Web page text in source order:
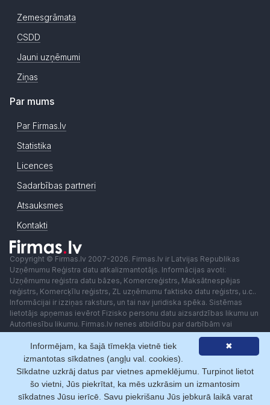
Zemesgrāmata
CSDD
Jauni uzņēmumi
Ziņas
Par mums
Par Firmas.lv
Statistika
Licences
Sadarbības partneri
Atsauksmes
Kontakti
Copyright © Firmas.lv 2007-2026. Firmas.lv ir Latvijas Republikas
Uzņēmumu Reģistra datu atkalizmantotājs. Informācijas avoti:
Uzņēmumu reģistra datu bāzes, Komercreģistrs, Maksātnespējas
reģistrs, Komercķīlu reģistrs, ZL uzņēmumu faktisko datu reģistrs, u.c..
Informācijai ir izziņas raksturs, un tai nav juridiska spēka. Sistēmas
lietotājs apņemas ievērot Fizisko personu datu aizsardzības likumu un
Autortiesību likumu. Firmas.lv nenes atbildību par darbībām vai
lēmumiem, kas balstīti uz saņemto pakalpojumu. Lietotājam aizliegts
izmantot jebkādas automatizētas sistēmas vai iekārtas (robotus)
piekļuvei sistēmai bez rakstiskas saskaņošanas ar Firmas.lv. Galvenā
redaktore: Ingūna Pempere.
Lietošanas noteikumi
Privātuma politika Norēķini ar
✖
Informējam, ka šajā tīmekļa vietnē tiek
izmantotas sīkdatnes (angļu val. cookies).
Sīkdatne uzkrāj datus par vietnes apmeklējumu. Turpinot lietot
šo vietni, Jūs piekrītat, ka mēs uzkrāsim un izmantosim
sīkdatnes Jūsu ierīcē. Savu piekrišanu Jūs jebkurā laikā varat